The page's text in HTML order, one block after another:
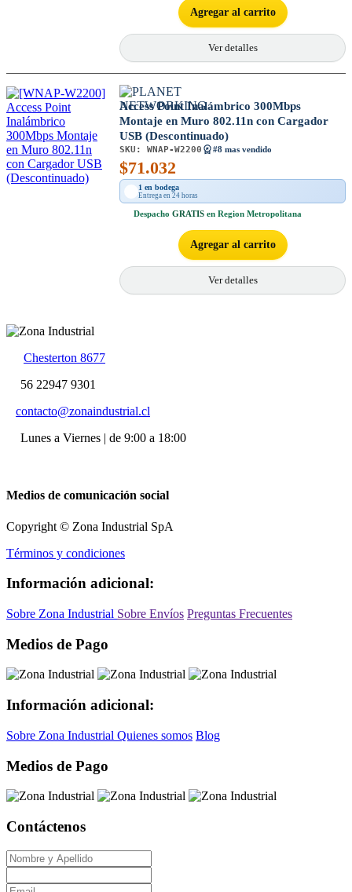
Agregar al carrito
Ver detalles
Access Point Inalámbrico 300Mbps
Montaje en Muro 802.11n con Cargador
USB (Descontinuado)
SKU: WNAP-W2200 #8 mas vendido
$71.032
1 en bodega
Entrega en 24 horas
Despacho GRATIS en Region Metropolitana
Agregar al carrito
Ver detalles
Chesterton 8677
56 22947 9301
contacto@zonaindustrial.cl
Lunes a Viernes | de 9:00 a 18:00
Medios de comunicación social
Copyright © Zona Industrial SpA
Términos y condiciones
Información adicional:
Sobre Zona Industrial Sobre Envíos Preguntas Frecuentes
Medios de Pago
Información adicional:
Sobre Zona Industrial Quienes somos Blog
Medios de Pago
Contáctenos